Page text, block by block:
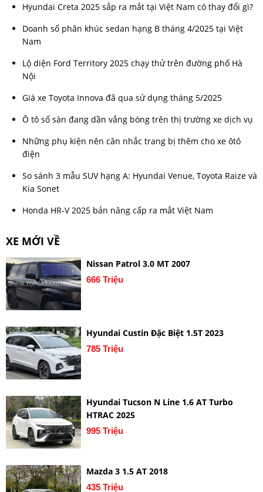
Hyundai Creta 2025 sắp ra mắt tại Việt Nam có thay đổi gì?
Doanh số phân khúc sedan hạng B tháng 4/2025 tại Việt
Nam
Lộ diện Ford Territory 2025 chạy thử trên đường phố Hà
Nội
Giá xe Toyota Innova đã qua sử dụng tháng 5/2025
Ô tô số sàn đang dần vắng bóng trên thị trường xe dịch vụ
Những phụ kiện nên cân nhắc trang bị thêm cho xe ôtô
điện
So sánh 3 mẫu SUV hạng A: Hyundai Venue, Toyota Raize và
Kia Sonet
Honda HR-V 2025 bản nâng cấp ra mắt Việt Nam
XE MỚI VỀ
Nissan Patrol 3.0 MT 2007
666 Triệu
Hyundai Custin Đặc Biệt 1.5T 2023
785 Triệu
Hyundai Tucson N Line 1.6 AT Turbo
HTRAC 2025
995 Triệu
Mazda 3 1.5 AT 2018
435 Triệu